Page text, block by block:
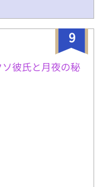
9
彼氏と月夜の秘